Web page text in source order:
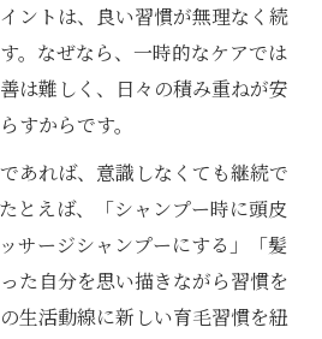
ントは、良い習慣が無理なく続
。なぜなら、一時的なケアでは
は難しく、日々の積み重ねが安
すからです。
あれば、意識しなくても継続で
とえば、「シャンプー時に頭皮
サージシャンプーにする」「髪
た自分を思い描きながら習慣を
生活動線に新しい育毛習慣を紐